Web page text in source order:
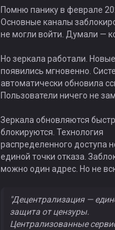
Помню панику в феврале
Основные каналы
не могли войти. Думали —
Но зеркала работали.
появились мгновенно.
автоматически обновила
Пользователи ничего не
Зеркала обновляются
блокируются. Технология
распределенного доступа
единой точки отказа.
можно один адрес. Но не
"Децентрализация —
защита от цензуры.
Централизованные